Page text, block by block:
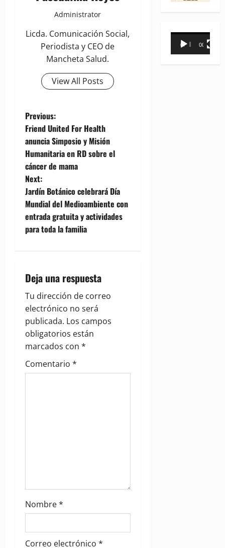
Administrator
Licda. Comunicación Social,
Periodista y CEO de
Mancheta Salud.
View All Posts
P
o
s
t
n
a
i
g
a
t
i
o
Previous:
Friend United For Health
anuncia Simposio y Misión
Humanitaria en RD sobre el
cáncer de mama
Next:
Jardín Botánico celebrará Día
Mundial del Medioambiente con
entrada gratuita y actividades
para toda la familia
Deja una respuesta
Tu dirección de correo
electrónico no será
publicada. Los campos
obligatorios están
marcados con *
Comentario *
Nombre*
Correo electrónico *
Reproductor
00:00 00:31